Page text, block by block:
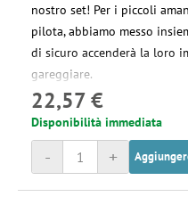
nostro set! Per i piccoli
pilota, abbiamo messo
di sicuro accenderà la loro
gareggiare.
22,57 €
Disponibilità immediata
+
-